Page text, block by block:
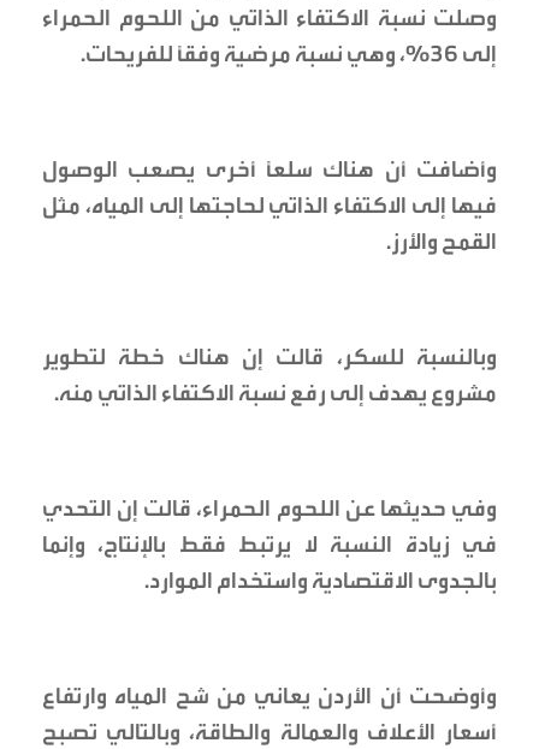
وصلت نسبة الاكتفاء الذاتي من اللحوم الحمراء
إلى 36%، وهي نسبة مرضية وفقًا للفريحات.
وأضافت أن هناك سلعًا أخرى يصعب الوصول
فيها إلى الاكتفاء الذاتي لحاجتها إلى المياه، مثل
القمح والأرز.
وبالنسبة للسكر، قالت إن هناك خطة لتطوير
مشروع يهدف إلى رفع نسبة الاكتفاء الذاتي منه.
وفي حديثها عن اللحوم الحمراء، قالت إن التحدي
في زيادة النسبة لا يرتبط فقط بالإنتاج، وإنما
بالجدوى الاقتصادية واستخدام الموارد.
وأوضحت أن الأردن يعاني من شح المياه وارتفاع
أسعار الأعلاف والعمالة والطاقة، وبالتالي تصبح